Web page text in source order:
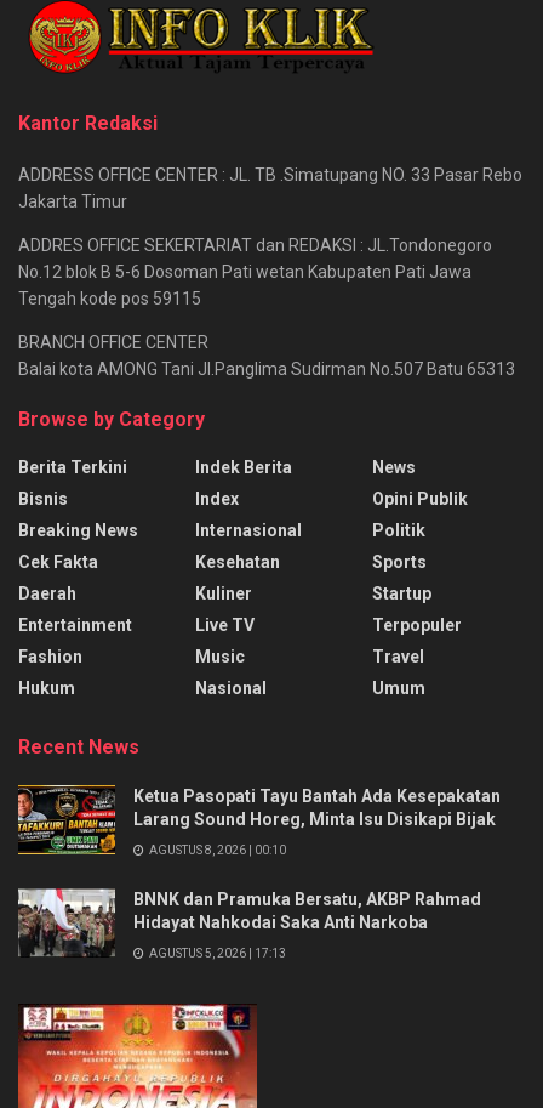
Kantor Redaksi
ADDRESS OFFICE CENTER : JL. TB .Simatupang NO. 33 Pasar Rebo
Jakarta Timur
ADDRES OFFICE SEKERTARIAT dan REDAKSI : JL.Tondonegoro
No.12 blok B 5-6 Dosoman Pati wetan Kabupaten Pati Jawa
Tengah kode pos 59115
BRANCH OFFICE CENTER
Balai kota AMONG Tani Jl.Panglima Sudirman No.507 Batu 65313
Browse by Category
Berita Terkini
Bisnis
Breaking News
Cek Fakta
Daerah
Entertainment
Fashion
Hukum
Indek Berita
Index
Internasional
Kesehatan
Kuliner
Live TV
Music
Nasional
News
Opini Publik
Politik
Sports
Startup
Terpopuler
Travel
Umum
Recent News
Ketua Pasopati Tayu Bantah Ada Kesepakatan
Larang Sound Horeg, Minta Isu Disikapi Bijak
AGUSTUS 8, 2026 | 00:10
BNNK dan Pramuka Bersatu, AKBP Rahmad
Hidayat Nahkodai Saka Anti Narkoba
AGUSTUS 5, 2026 | 17:13